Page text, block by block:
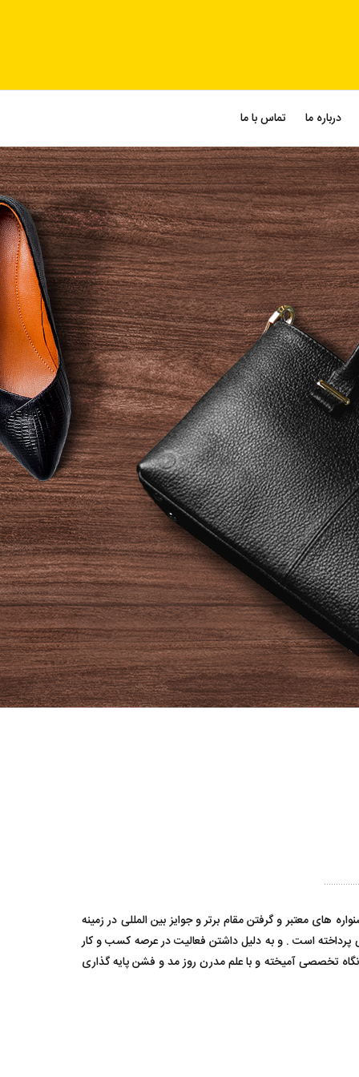
درباره ما تماس با ما
معتبر و گرفتن مقام برتر و جوایز بین المللی در زمینه
پرداخته است . و به دلیل داشتن فعالیت در عرصه کسب و کار
نگاه تخصصی آمیخته و با علم مدرن روز مد و فشن پایه گذاری